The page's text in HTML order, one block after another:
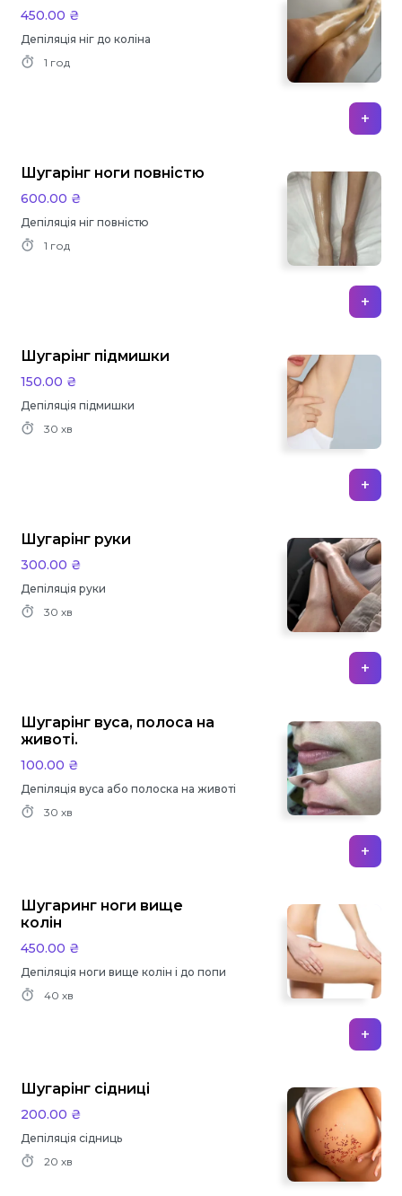
450.00 ₴
Депіляція ніг до коліна
1 год
+
Шугарінг ноги повністю
600.00 ₴
Депіляція ніг повністю
1 год
+
Шугарінг підмишки
150.00 ₴
Депіляція підмишки
30 хв
+
Шугарінг руки
300.00 ₴
Депіляція руки
30 хв
+
Шугарінг вуса, полоса на
животі.
100.00 ₴
Депіляція вуса або полоска на животі
30 хв
+
Шугаринг ноги вище
колін
450.00 ₴
Депіляція ноги вище колін і до попи
40 хв
+
Шугарінг сідниці
200.00 ₴
Депіляція сідниць
20 хв